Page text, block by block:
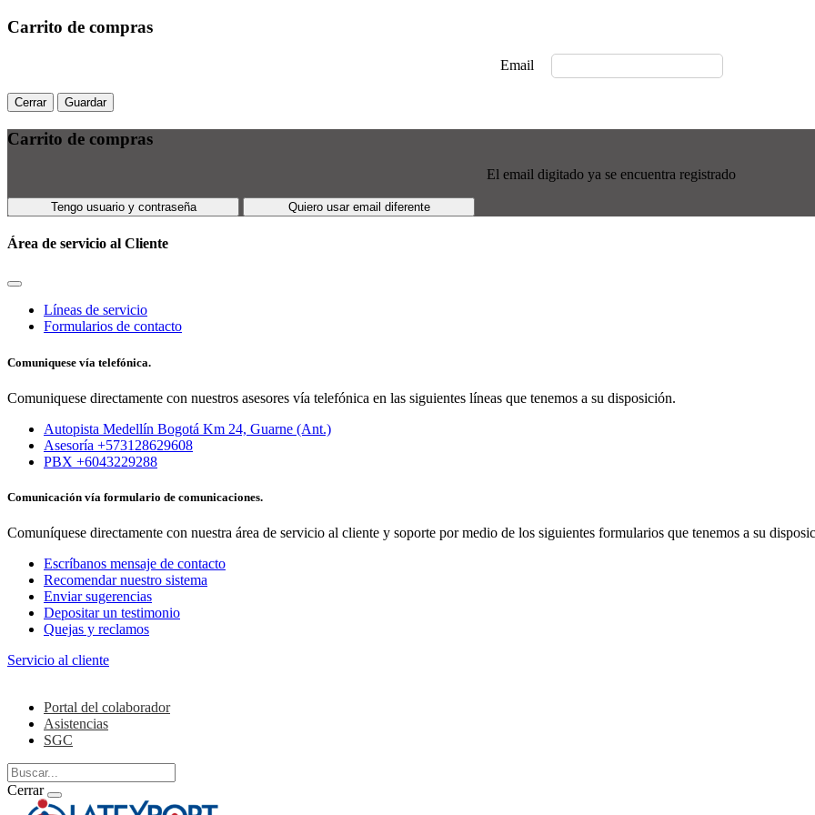
Carrito de compras
Email
Cerrar Guardar
Carrito de compras
El email digitado ya se encuentra registrado
Tengo usuario y contraseña Quiero usar email diferente
Área de servicio al Cliente
Líneas de servicio
Formularios de contacto
Comuniquese vía telefónica.
Comuniquese directamente con nuestros asesores vía telefónica en las siguientes líneas que tenemos a su disposición.
Autopista Medellín Bogotá Km 24, Guarne (Ant.)
Asesoría +573128629608
PBX +6043229288
Comunicación vía formulario de comunicaciones.
Comuníquese directamente con nuestra área de servicio al cliente y soporte por medio de los siguientes formularios que tenemos a su
Escríbanos mensaje de contacto
Recomendar nuestro sistema
Enviar sugerencias
Depositar un testimonio
Quejas y reclamos
Servicio al cliente
Portal del colaborador
Asistencias
SGC
Cerrar